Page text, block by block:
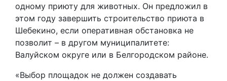
одному приюту для животных. Он предложил в
этом году завершить строительство приюта в
Шебекино, если оперативная обстановка не
позволит – в другом муниципалитете:
Валуйском округе или в Белгородском районе.
«Выбор площадок не должен создавать